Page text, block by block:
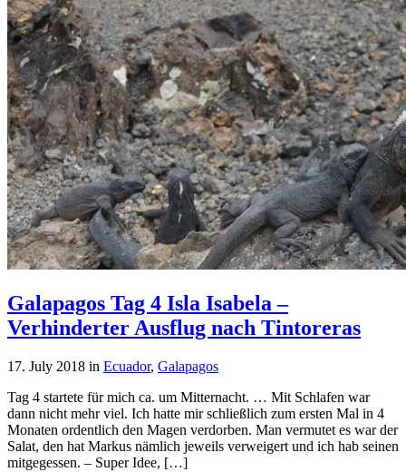
Galapagos Tag 4 Isla Isabela –
Verhinderter Ausflug nach Tintoreras
17. July 2018 in Ecuador, Galapagos
Tag 4 startete für mich ca. um Mitternacht. … Mit Schlafen war
dann nicht mehr viel. Ich hatte mir schließlich zum ersten Mal in 4
Monaten ordentlich den Magen verdorben. Man vermutet es war der
Salat, den hat Markus nämlich jeweils verweigert und ich hab seinen
mitgegessen. – Super Idee, […]